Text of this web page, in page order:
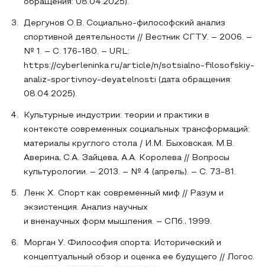
обращения: 08.04.2025).
Дергунов О.В. Социально-философский анализ
спортивной деятельности // Вестник СГТУ. – 2006. –
№ 1. – С. 176-180. – URL:
https://cyberleninka.ru/article/n/sotsialno-filosofskiy-
analiz-sportivnoy-deyatelnosti (дата обращения:
08.04.2025).
Культурные индустрии: теории и практики в
контексте современных социальных трансформаций:
материалы круглого стола / И.М. Быховская, М.В.
Аверина, С.А. Зайцева, А.А. Королева // Вопросы
культурологии. – 2013. – № 4 (апрель). – С. 73-81.
Ленк Х. Спорт как современный миф // Разум и
экзистенция. Анализ научных
и вненаучных форм мышления. – СПб., 1999.
Морган У. Философия спорта: Исторический и
концептуальный обзор и оценка ее будущего // Логос.